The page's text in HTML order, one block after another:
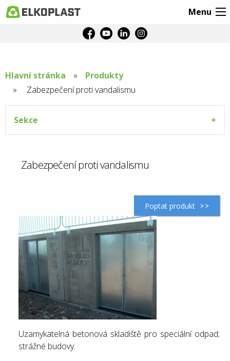
Menu
Hlavní stránka
Produkty
Aktuální
stránka:
Zabezpečení proti vandalismu
Sekce
Zabezpečení proti vandalismu
Poptat produkt
Uzamykatelná betonová skladiště pro speciální odpad;
strážné budovy.